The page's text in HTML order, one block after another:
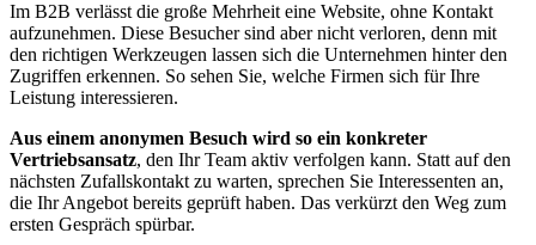
Im B2B verlässt die große Mehrheit eine Website, ohne Kontakt
aufzunehmen. Diese Besucher sind aber nicht verloren, denn mit
den richtigen Werkzeugen lassen sich die Unternehmen hinter den
Zugriffen erkennen. So sehen Sie, welche Firmen sich für Ihre
Leistung interessieren.
Aus einem anonymen Besuch wird so ein konkreter
Vertriebsansatz, den Ihr Team aktiv verfolgen kann. Statt auf den
nächsten Zufallskontakt zu warten, sprechen Sie Interessenten an,
die Ihr Angebot bereits geprüft haben. Das verkürzt den Weg zum
ersten Gespräch spürbar.